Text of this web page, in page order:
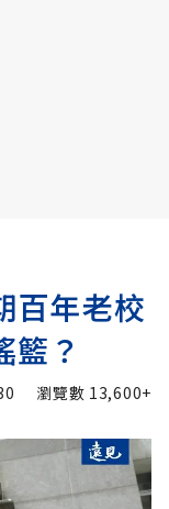
百年老校
籃？
瀏覽數 13,600+